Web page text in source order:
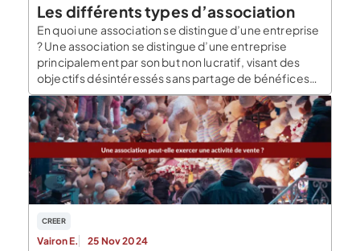
Les différents types d’association
En quoi une association se distingue d’une entreprise
? Une association se distingue d’une entreprise
principalement par son but non lucratif, visant des
objectifs désintéressés sans partage de bénéfices
entre ses membres. A contrario, une entreprise
poursuit un but lucratif, cherchant à générer et
distribuer des profits à ses associés ou actionnaires
Enfin, la création […]
CREER
Vairon E. 25 Nov 2024